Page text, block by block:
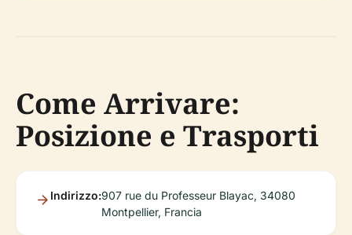
Come Arrivare:
Posizione e Trasporti
Indirizzo:907 rue du Professeur Blayac, 34080
Montpellier, Francia